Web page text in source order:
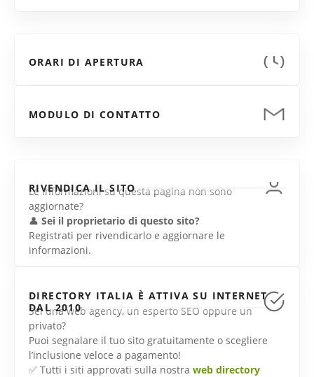
ORARI DI APERTURA
MODULO DI CONTATTO
RIVENDICA IL SITO
Le informazioni su questa pagina non sono
aggiornate?
👤 Sei il proprietario di questo sito?
Registrati per rivendicarlo e aggiornare le
informazioni.
DIRECTORY ITALIA È ATTIVA SU INTERNET
DAL 2010
Sei una web agency, un esperto SEO oppure un
privato?
Puoi segnalare il tuo sito gratuitamente o scegliere
l’inclusione veloce a pagamento!
✅ Tutti i siti approvati sulla nostra web directory